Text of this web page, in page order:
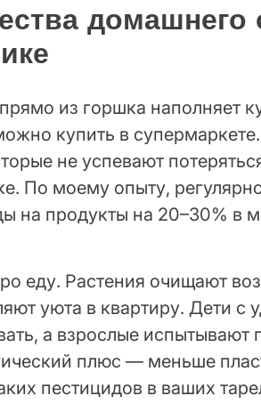
домашнего
из горшка наполняет
купить в
не успевают
По моему опыту,
на продукты на 20–30% в
еду. Растения очищают
уюта в квартиру. Дети с
а взрослые испытывают
плюс — меньше
пестицидов в ваших